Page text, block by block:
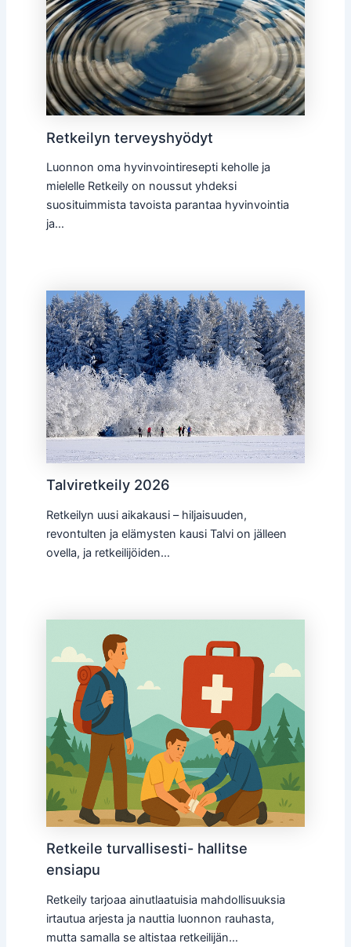
Retkeilyn terveyshyödyt
Luonnon oma hyvinvointiresepti keholle ja
mielelle Retkeily on noussut yhdeksi
suosituimmista tavoista parantaa hyvinvointia
ja…
Talviretkeily 2026
Retkeilyn uusi aikakausi – hiljaisuuden,
revontulten ja elämysten kausi Talvi on jälleen
ovella, ja retkeilijöiden…
Retkeile turvallisesti- hallitse
ensiapu
Retkeily tarjoaa ainutlaatuisia mahdollisuuksia
irtautua arjesta ja nauttia luonnon rauhasta,
mutta samalla se altistaa retkeilijän…